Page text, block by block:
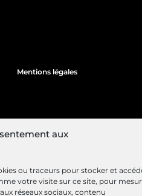
aux
ou traceurs pour stocker et
votre visite sur ce site, pour
réseaux sociaux, contenu
Mentions légales